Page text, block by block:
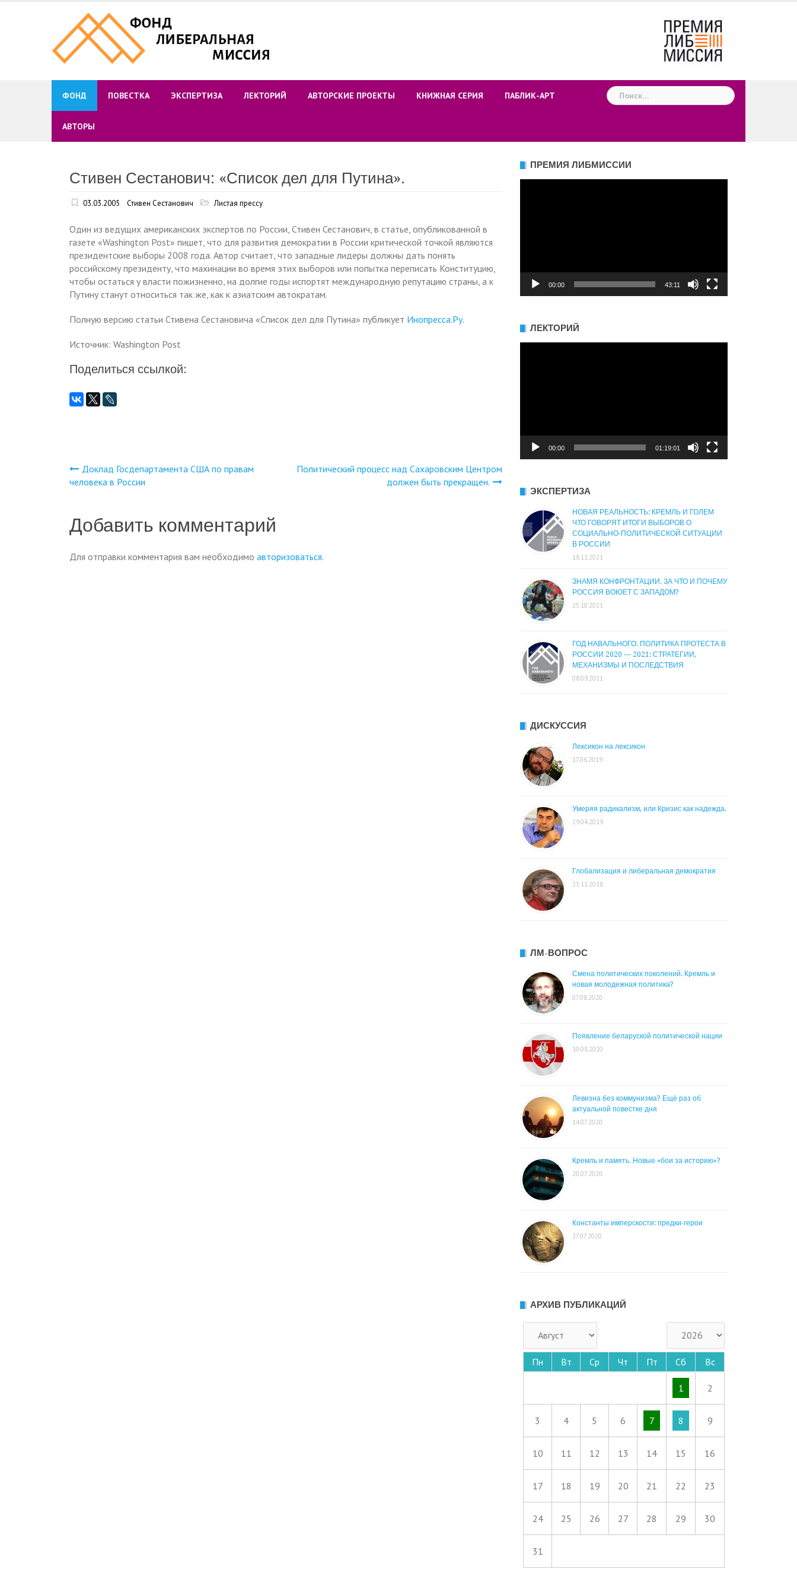
ФОНД ПОВЕСТКА ЭКСПЕРТИЗА ЛЕКТОРИЙ АВТОРСКИЕ ПРОЕКТЫ КНИЖНАЯ СЕРИЯ ПАБЛИК-АРТ
АВТОРЫ
Найти:
Стивен Сестанович: «Список дел для Путина».
03.03.2005 Стивен Сестанович Листая прессу
Один из ведущих американских экспертов по России, Стивен Сестанович, в статье, опубликованной в
газете «Washington Post» пишет, что для развития демократии в России критической точкой являются
президентские выборы 2008 года. Автор считает, что западные лидеры должны дать понять
российскому президенту, что махинации во время этих выборов или попытка переписать Конституцию,
чтобы остаться у власти пожизненно, на долгие годы испортят международную репутацию страны, а к
Путину станут относиться так же, как к азиатским автократам.
Полную версию статьи Стивена Сестановича «Список дел для Путина» публикует Инопресса.Ру.
Источник: Washington Post
Поделиться ссылкой:
Навигация
записям
Доклад Госдепартамента США по правам
человека в России
Политический процесс над Сахаровским Центром
должен быть прекращен.
Добавить комментарий
Для отправки комментария вам необходимо авторизоваться.
ПРЕМИЯ ЛИБМИССИИ
00:00 43:11
ЛЕКТОРИЙ
00:00 01:19:01
ЭКСПЕРТИЗА
НОВАЯ РЕАЛЬНОСТЬ: КРЕМЛЬ И ГОЛЕМ
ЧТО ГОВОРЯТ ИТОГИ ВЫБОРОВ О
СОЦИАЛЬНО-ПОЛИТИЧЕСКОЙ СИТУАЦИИ
В РОССИИ
18.11.2021
ЗНАМЯ КОНФРОНТАЦИИ. ЗА ЧТО И ПОЧЕМУ
РОССИЯ ВОЮЕТ С ЗАПАДОМ?
25.10.2021
ГОД НАВАЛЬНОГО. ПОЛИТИКА ПРОТЕСТА В
РОССИИ 2020 — 2021: СТРАТЕГИИ,
МЕХАНИЗМЫ И ПОСЛЕДСТВИЯ
08.09.2021
ДИСКУССИЯ
Лексикон на лексикон
17.06.2019
Умеряя радикализм, или Кризис как надежда.
29.04.2019
Глобализация и либеральная демократия
23.11.2018
ЛМ-ВОПРОС
Смена политических поколений. Кремль и
новая молодежная политика?
07.08.2020
Появление беларуской политической нации
10.08.2020
Левизна без коммунизма? Ещё раз об
актуальной повестке дня
14.07.2020
Кремль и память. Новые «бои за историю»?
20.07.2020
Константы имперскости: предки-герои
27.07.2020
АРХИВ ПУБЛИКАЦИЙ
Пн Вт Ср Чт Пт Сб Вс
1 2
3 4 5 6 7 8 9
10 11 12 13 14 15 16
17 18 19 20 21 22 23
24 25 26 27 28 29 30
31